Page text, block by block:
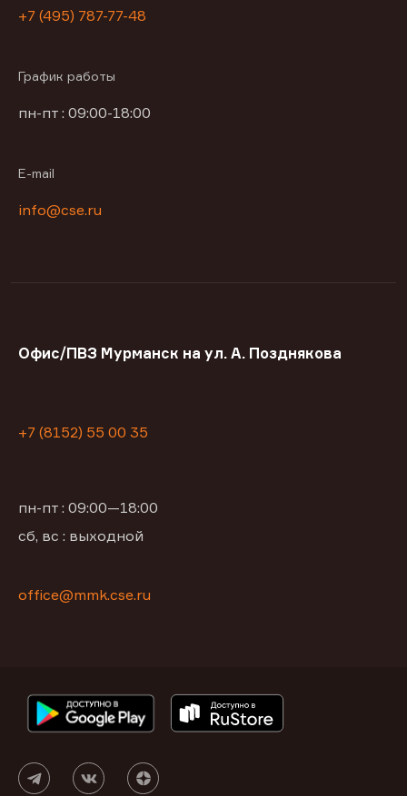
+7 (495) 787-77-48
График работы
пн-пт : 09:00-18:00
E-mail
info@cse.ru
Офис/ПВЗ Мурманск на ул. А. Позднякова
+7 (8152) 55 00 35
пн-пт : 09:00—18:00
сб, вс : выходной
office@mmk.cse.ru